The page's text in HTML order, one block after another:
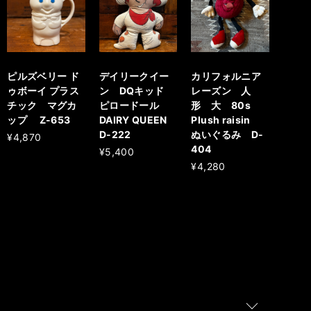
ピルズベリー ド
ゥボーイ プラス
チック マグカ
ップ Z-653
¥4,870
デイリークイー
ン DQキッド
ピロードール
DAIRY QUEEN
D-222
¥5,400
カリフォルニア
レーズン 人
形 大 80s
Plush raisin
ぬいぐるみ D-
404
¥4,280